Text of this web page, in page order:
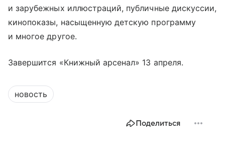
и зарубежных иллюстраций, публичные дискуссии,
кинопоказы, насыщенную детскую программу
и многое другое.
Завершится «Книжный арсенал» 13 апреля.
новость
Поделиться